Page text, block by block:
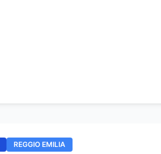
REGGIO EMILIA